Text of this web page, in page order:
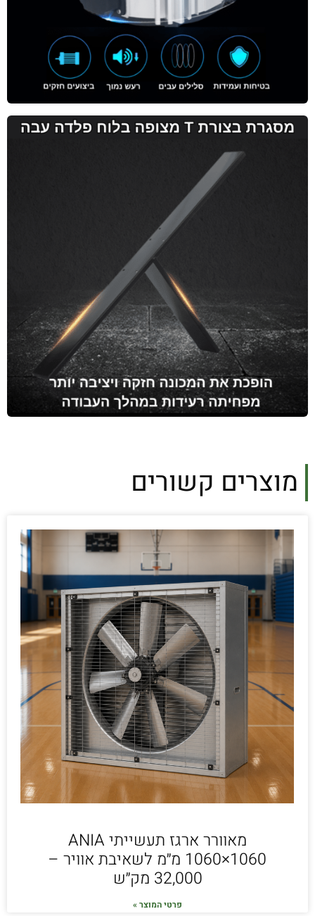
מוצרים קשורים
מאוורר ארגז תעשייתי ANIA
1060×1060 מ״מ לשאיבת אוויר –
32,000 מק״ש
פרטי המוצר »